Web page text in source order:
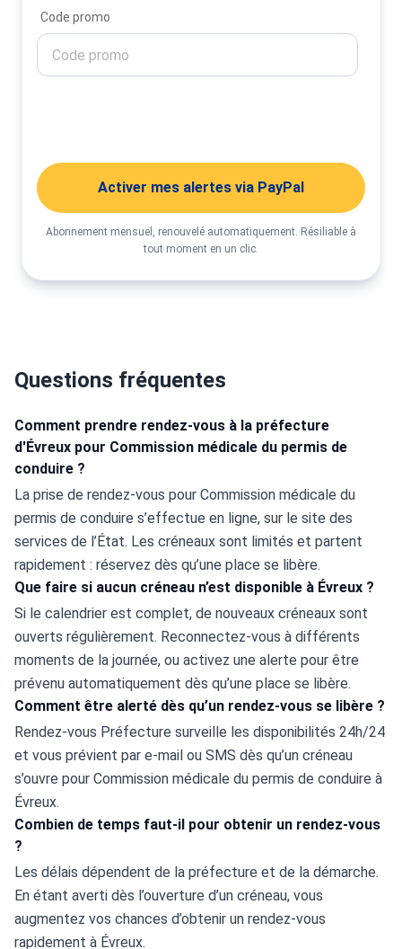
Code promo
Activer mes alertes via PayPal
Abonnement mensuel, renouvelé automatiquement. Résiliable à
tout moment en un clic.
Questions fréquentes
Comment prendre rendez-vous à la préfecture
d'Évreux pour Commission médicale du permis de
conduire ?
La prise de rendez-vous pour Commission médicale du
permis de conduire s’effectue en ligne, sur le site des
services de l’État. Les créneaux sont limités et partent
rapidement : réservez dès qu’une place se libère.
Que faire si aucun créneau n’est disponible à Évreux ?
Si le calendrier est complet, de nouveaux créneaux sont
ouverts régulièrement. Reconnectez-vous à différents
moments de la journée, ou activez une alerte pour être
prévenu automatiquement dès qu’une place se libère.
Comment être alerté dès qu’un rendez-vous se libère ?
Rendez-vous Préfecture surveille les disponibilités 24h/24
et vous prévient par e-mail ou SMS dès qu’un créneau
s’ouvre pour Commission médicale du permis de conduire à
Évreux.
Combien de temps faut-il pour obtenir un rendez-vous
?
Les délais dépendent de la préfecture et de la démarche.
En étant averti dès l’ouverture d’un créneau, vous
augmentez vos chances d’obtenir un rendez-vous
rapidement à Évreux.